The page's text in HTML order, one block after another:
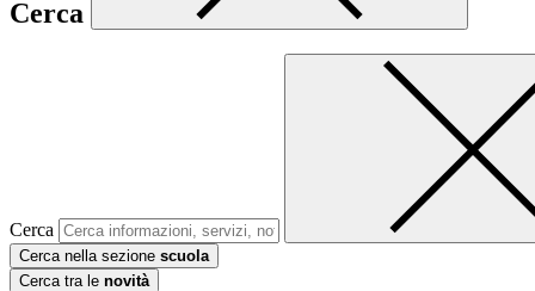
Cerca
Cerca
Cerca nella sezione scuola
Cerca tra le novità